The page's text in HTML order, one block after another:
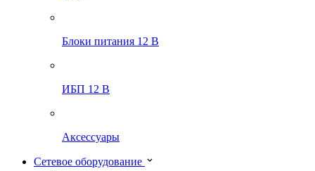
Блоки питания 12 В
ИБП 12 В
Аксессуары
Сетевое оборудование